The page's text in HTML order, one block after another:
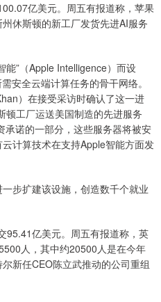
亿美元。周五有报道称，苹果
休斯顿的新工厂发货先进AI服务
”（Apple Intelligence）而设
安全云端计算任务的骨干网络。
）在接受采访时确认了这一进
顿工厂运送美国制造的先进服务
诺的一部分，这些服务器将被安
计算技术在支持Apple智能方面发
步扩建该设施，创造数千个就业
亿美元。周五有报道称，英
人，其中约20500人是在今年
新任CEO陈立武推动的公司重组